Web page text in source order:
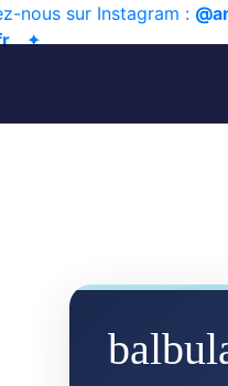
nous sur Instagram :
✦